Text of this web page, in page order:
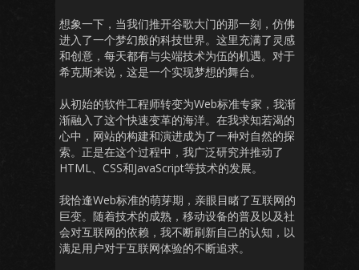
想象一下，当我们推开谷歌大门的那一刻，仿佛
进入了一个梦幻般的科技世界。这里充满了灵感
和创意，每天都有与尖端技术为伍的机遇。对于
希克斯来说，这是一个实现梦想的舞台。
从初始的软件工程师转变为Web标准专家，我渐
渐融入了这个快速变革的海洋。在我求知若渴的
心中，网站的构建和演进成为了一种对自然的探
索。正是在这个过程中，我广泛研究并推动了
HTML、CSS和JavaScript等技术的发展。
我恰逢Web标准的萌芽期，亲眼目睹了互联网的
巨变。随着技术的成熟，移动设备的普及以及社
会对互联网的依赖，我不断刷新自己的认知，以
满足用户对于互联网体验的不断追求。